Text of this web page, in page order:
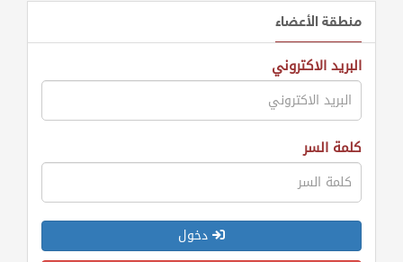
منطقة الأعضاء
البريد الاكتروني
كلمة السر
دخول